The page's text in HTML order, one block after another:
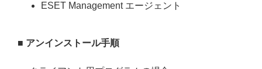
ESET Management エージェント
■ アンインストール手順